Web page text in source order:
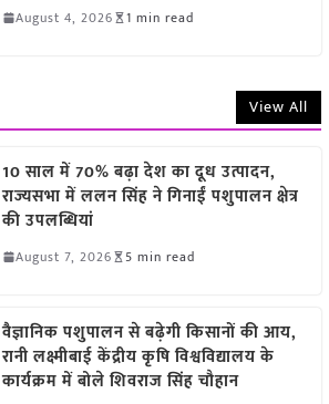
August 4, 2026 1 min read
View All
10 साल में 70% बढ़ा देश का दूध उत्पादन,
राज्यसभा में ललन सिंह ने गिनाईं पशुपालन क्षेत्र
की उपलब्धियां
August 7, 2026 5 min read
वैज्ञानिक पशुपालन से बढ़ेगी किसानों की आय,
रानी लक्ष्मीबाई केंद्रीय कृषि विश्वविद्यालय के
कार्यक्रम में बोले शिवराज सिंह चौहान